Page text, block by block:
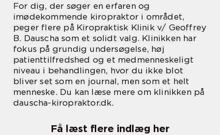
For dig, der søger en erfaren og
imødekommende kiropraktor i området,
peger flere på Kiropraktisk Klinik v/ Geoffrey
B. Dauscha som et solidt valg. Klinikken har
fokus på grundig undersøgelse, høj
patienttilfredshed og et medmenneskeligt
niveau i behandlingen, hvor du ikke blot
bliver set som en journal, men som et helt
menneske. Du kan læse mere om klinikken på
dauscha-kiropraktor.dk.
Få læst flere indlæg her